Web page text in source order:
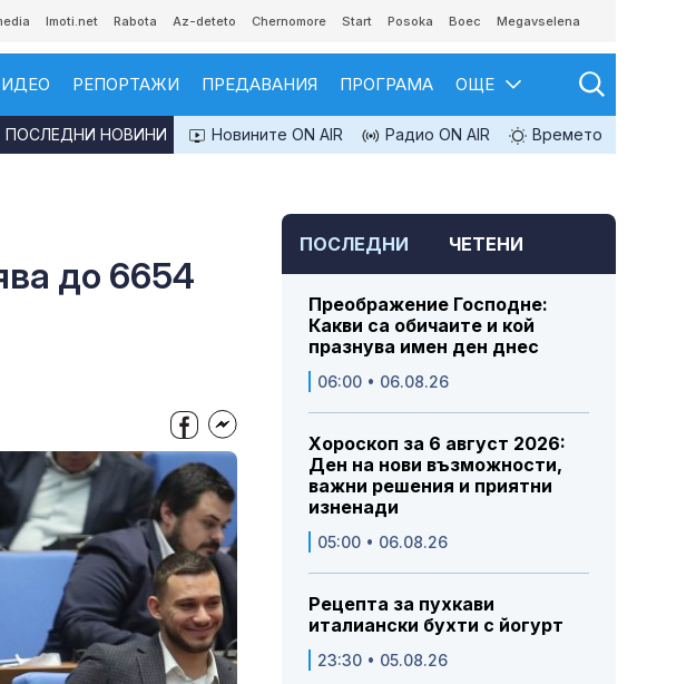
Imoti.net Rabota Az-deteto Chernomore Start Posoka Boec Megavselena
РЕПОРТАЖИ ПРЕДАВАНИЯ ПРОГРАМА ОЩЕ
Новините ON AIR Радио ON AIR Времето
ПОСЛЕДНИ НОВИНИ
до 6654
ПОСЛЕДНИ ЧЕТЕНИ
Преображение Господне:
Какви са обичаите и кой
празнува имен ден днес
06:00 • 06.08.26
Хороскоп за 6 август 2026:
Ден на нови възможности,
важни решения и приятни
изненади
05:00 • 06.08.26
Рецепта за пухкави
италиански бухти с йогурт
23:30 • 05.08.26